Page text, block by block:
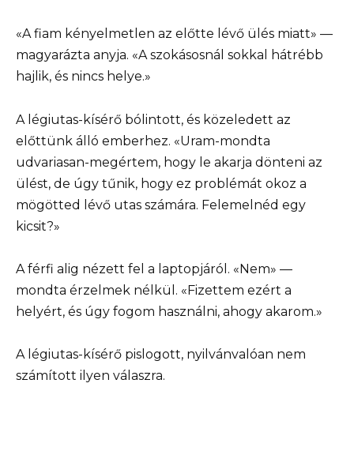
«A fiam kényelmetlen az előtte lévő ülés miatt» —
magyarázta anyja. «A szokásosnál sokkal hátrébb
hajlik, és nincs helye.»
A légiutas-kísérő bólintott, és közeledett az
előttünk álló emberhez. «Uram-mondta
udvariasan-megértem, hogy le akarja dönteni az
ülést, de úgy tűnik, hogy ez problémát okoz a
mögötted lévő utas számára. Felemelnéd egy
kicsit?»
A férfi alig nézett fel a laptopjáról. «Nem» —
mondta érzelmek nélkül. «Fizettem ezért a
helyért, és úgy fogom használni, ahogy akarom.»
A légiutas-kísérő pislogott, nyilvánvalóan nem
számított ilyen válaszra.